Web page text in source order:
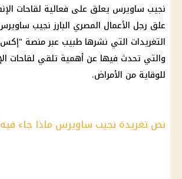
نجيب ساويرس يعلق على فعالية لقاحات
علق رجل الأعمال المصري البارز نجيب
التغريدات التي نشرها طبيب عبر منصة
والتي تحدث فيها عن أهمية تلقي لقاحات
للوقاية من الأمراض.
نص تغريدة نجيب ساويرس ماذا جاء